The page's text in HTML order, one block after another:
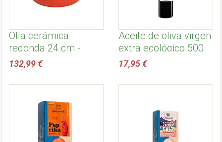
Olla cerámica
redonda 24 cm -
Cocotte de Emile
Henry
132,99 €
Aceite de oliva virgen
extra ecológico 500
ml, temprano -
Dehesa de la sabina
17,95 €